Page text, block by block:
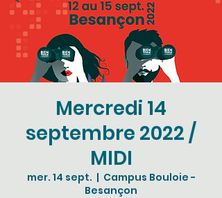
Mercredi 14
septembre 2022 /
MIDI
mer. 14 sept.
  |
Campus Bouloie -
Besançon